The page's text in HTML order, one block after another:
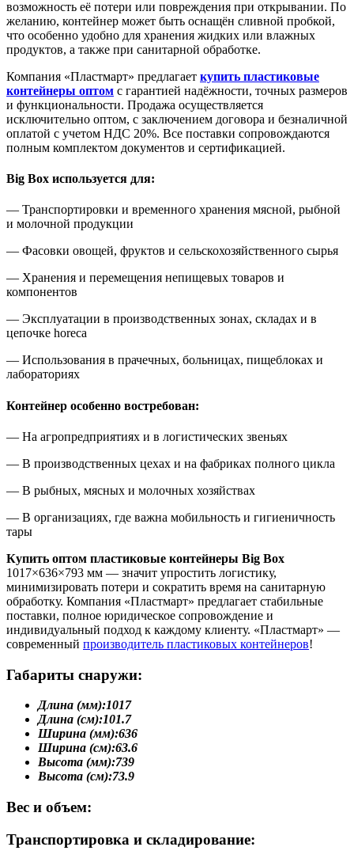
возможность её потери или повреждения при открывании. По
желанию, контейнер может быть оснащён сливной пробкой,
что особенно удобно для хранения жидких или влажных
продуктов, а также при санитарной обработке.
Компания «Пластмарт» предлагает купить пластиковые
контейнеры оптом с гарантией надёжности, точных размеров
и функциональности. Продажа осуществляется
исключительно оптом, с заключением договора и безналичной
оплатой с учетом НДС 20%. Все поставки сопровождаются
полным комплектом документов и сертификацией.
Big Box используется для:
— Транспортировки и временного хранения мясной, рыбной
и молочной продукции
— Фасовки овощей, фруктов и сельскохозяйственного сырья
— Хранения и перемещения непищевых товаров и
компонентов
— Эксплуатации в производственных зонах, складах и в
цепочке horeca
— Использования в прачечных, больницах, пищеблоках и
лабораториях
Контейнер особенно востребован:
— На агропредприятиях и в логистических звеньях
— В производственных цехах и на фабриках полного цикла
— В рыбных, мясных и молочных хозяйствах
— В организациях, где важна мобильность и гигиеничность
тары
Купить оптом пластиковые контейнеры Big Box
1017×636×793 мм — значит упростить логистику,
минимизировать потери и сократить время на санитарную
обработку. Компания «Пластмарт» предлагает стабильные
поставки, полное юридическое сопровождение и
индивидуальный подход к каждому клиенту. «Пластмарт» —
современный производитель пластиковых контейнеров!
Габариты снаружи:
Длина (мм):1017
Длина (см):101.7
Ширина (мм):636
Ширина (см):63.6
Высота (мм):739
Высота (см):73.9
Вес и объем:
Транспортировка и складирование: